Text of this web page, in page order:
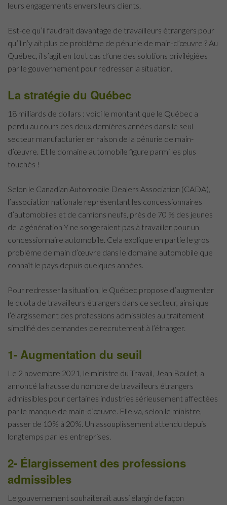
leurs engagements envers leurs clients.
Est-ce qu’il faudrait davantage de travailleurs étrangers pour
qu’il n’y ait plus de problème de pénurie de main-d’œuvre ? Au
Québec, il s’agit en tout cas d’une des solutions privilégiées
par le gouvernement pour redresser la situation.
La stratégie du Québec
18 milliards de dollars : voici le montant que le Québec a
perdu au cours des deux dernières années dans le seul
secteur manufacturier en raison de la pénurie de main-
d’œuvre. Et le domaine automobile figure parmi les plus
touchés !
Selon le Canadian Automobile Dealers Association (CADA),
l’association nationale représentant les concessionnaires
d’automobiles et de camions neufs, près de 70 % des jeunes
de la génération Y ne songeraient pas à travailler pour un
concessionnaire automobile. Cela explique en partie le gros
problème de main d’œuvre dans le domaine automobile que
connaît le pays depuis quelques années.
Pour redresser la situation, le Québec propose d’augmenter
le quota de travailleurs étrangers dans ce secteur, ainsi que
l’élargissement des professions admissibles au traitement
simplifié des demandes de recrutement à l’étranger.
1- Augmentation du seuil
Le 2 novembre 2021, le ministre du Travail, Jean Boulet, a
annoncé la hausse du nombre de travailleurs étrangers
admissibles pour certaines industries sérieusement affectées
par le manque de main-d’œuvre. Elle va, selon le ministre,
passer de 10% à 20%. Un assouplissement attendu depuis
longtemps par les entreprises.
2- Élargissement des professions
admissibles
Le gouvernement souhaiterait aussi élargir de façon